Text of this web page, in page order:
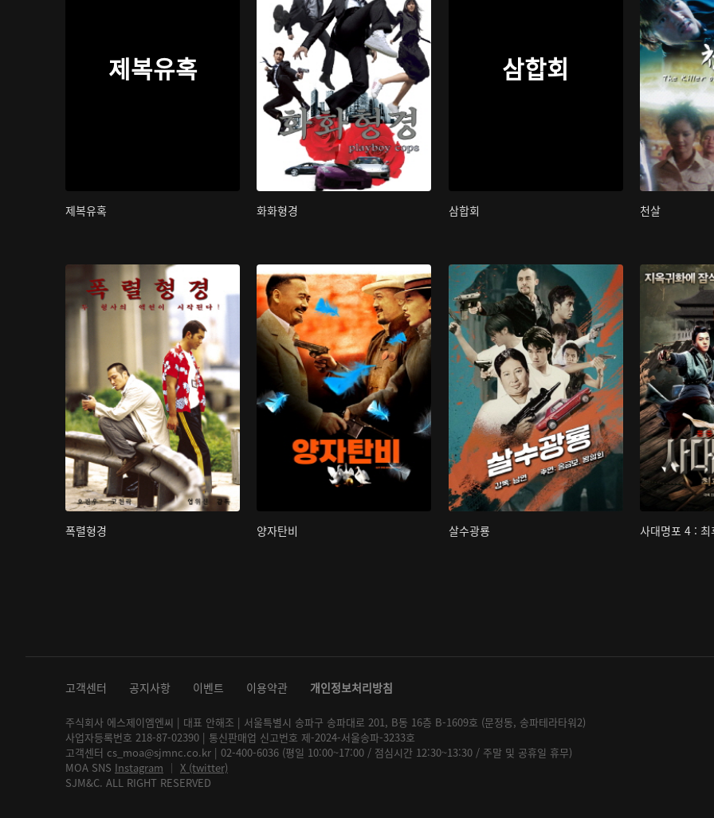
제복유혹
제복유혹 화화형경
삼합회
삼합회 천살
폭렬형경 양자탄비 살수광룡 사대명포 4 : 최
고객센터 공지사항 이벤트 이용약관 개인정보처리방침
주식회사 에스제이엠엔씨 | 대표 안해조 | 서울특별시 송파구 송파대로 201, B동 16층 B-1609호 (문정동, 송파테라타워2)
사업자등록번호 218-87-02390 | 통신판매업 신고번호 제-2024-서울송파-3233호
고객센터 cs_moa@sjmnc.co.kr | 02-400-6036 (평일 10:00~17:00 / 점심시간 12:30~13:30 / 주말 및 공휴일 휴무)
MOA SNS Instagram │ X (twitter)
SJM&C. ALL RIGHT RESERVED